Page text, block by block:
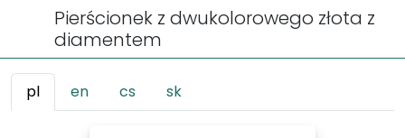
Pierścionek z dwukolorowego złota z
diamentem
pl en cs sk